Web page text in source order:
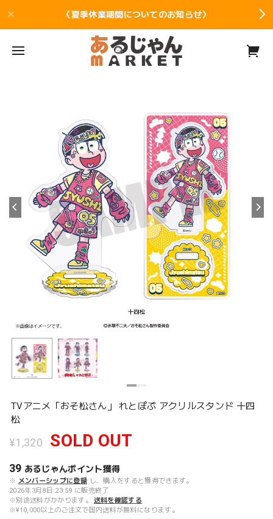
〈夏季休業期間についてのお知らせ〉
TVアニメ「おそ松さん」 れとぽぷ アクリルスタンド 十四
松
¥1,320 SOLD OUT
39 あるじゃんポイント獲得
※ メンバーシップに登録 し、購入をすると獲得できます。
2026年3月8日 23:59 に販売終了
※別途送料がかかります。
送料を確認する
※¥10,000以上のご注文で国内送料が無料になります。